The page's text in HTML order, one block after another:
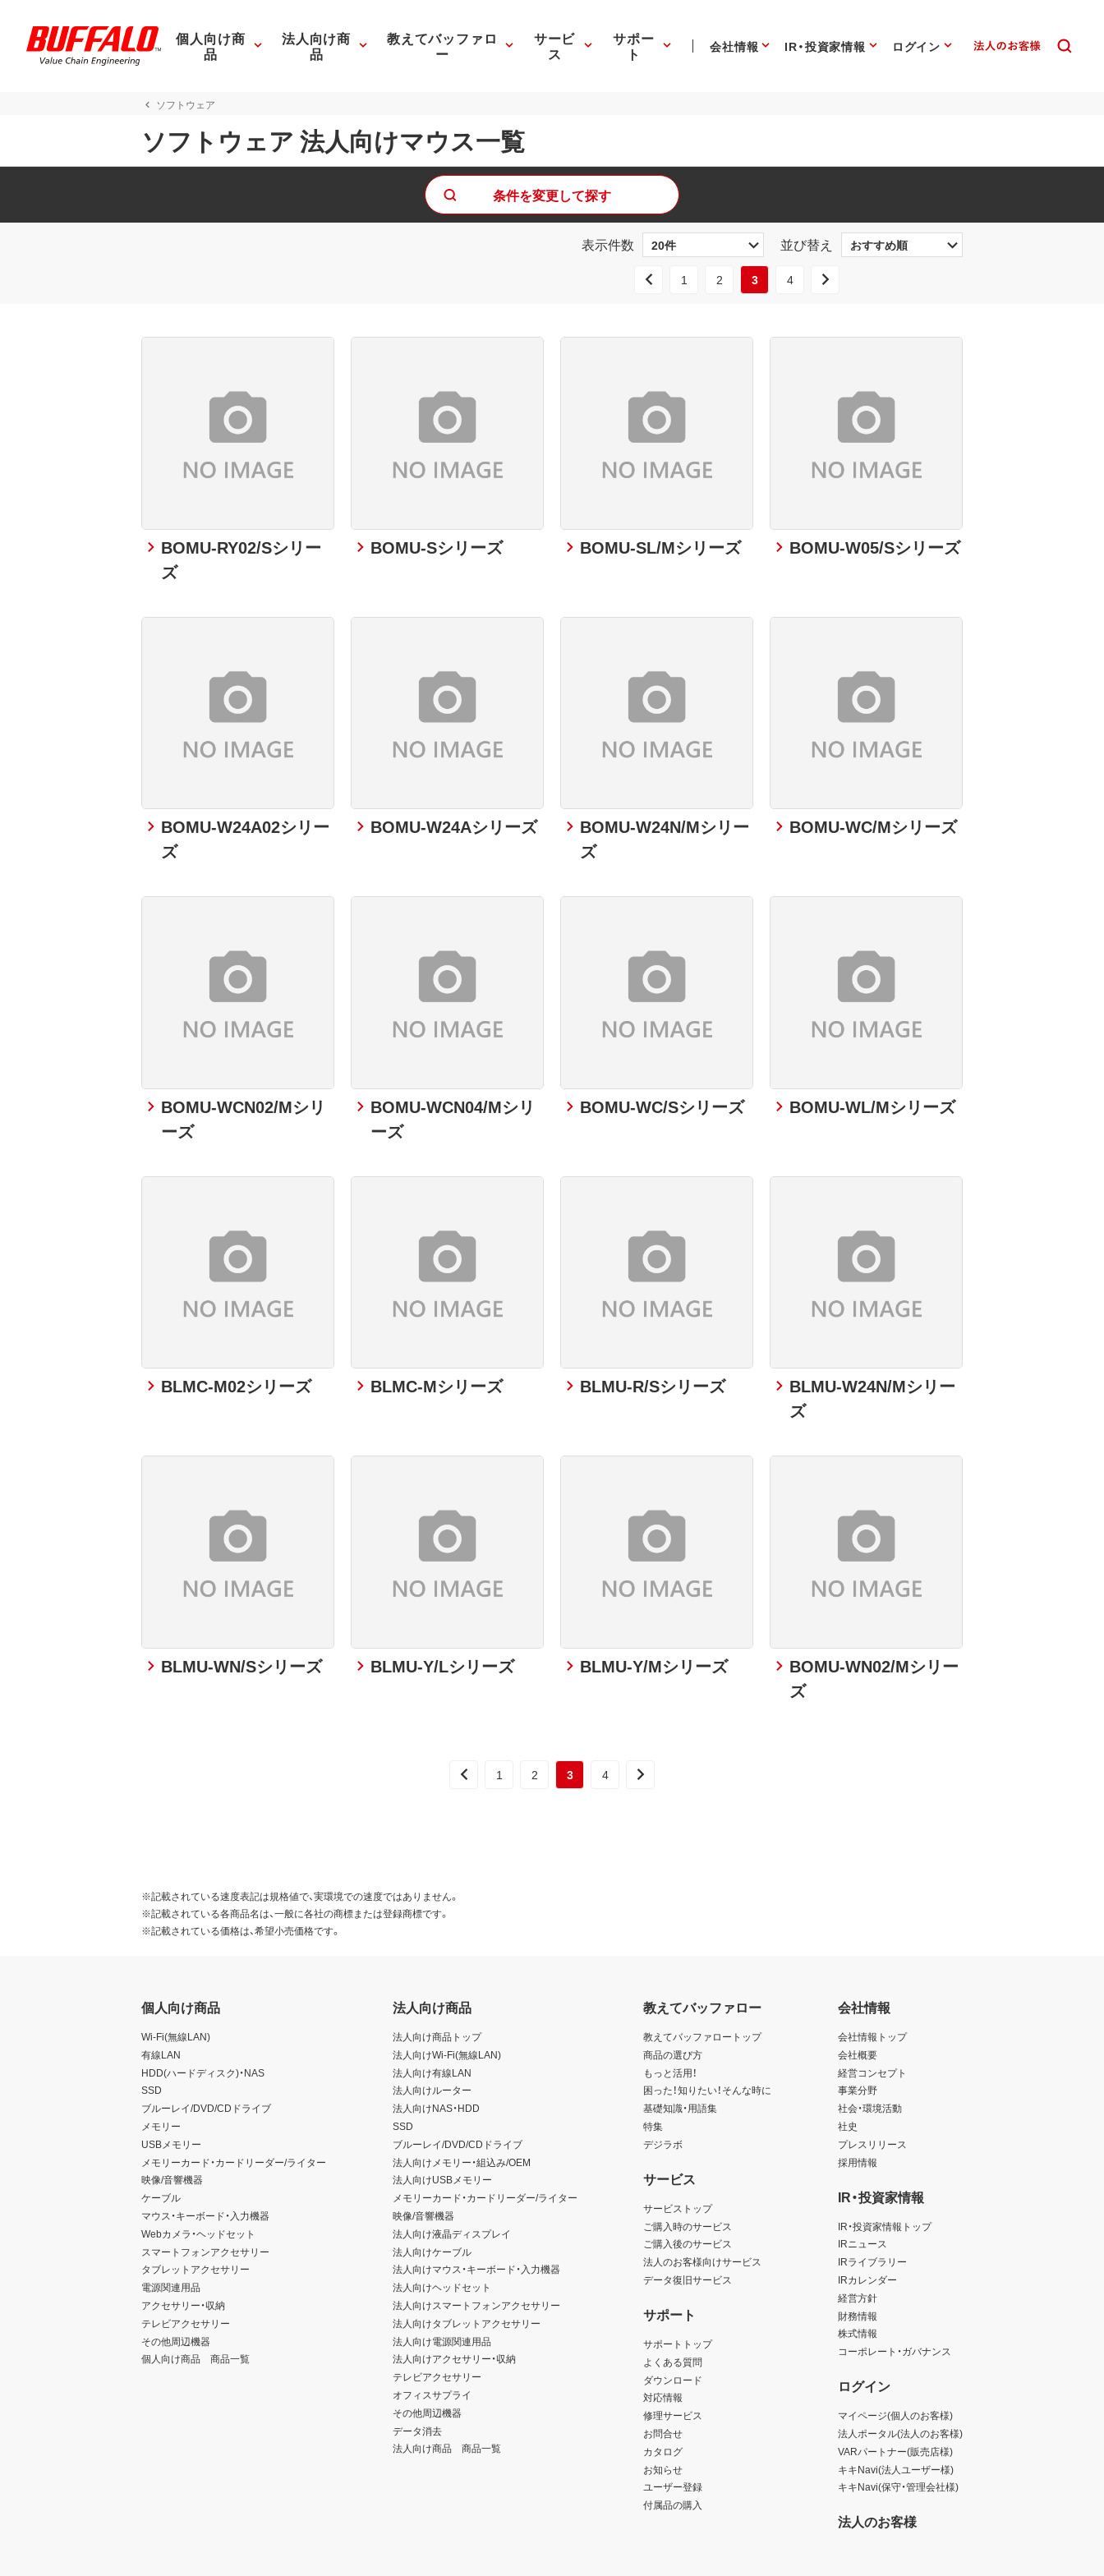
個人向け商
品
法人向け商
品
教えてバッファロ
ー
サービ
ス
サポー
ト 会社情報 IR・投資家情報 ログイン
ソフトウェア
ソフトウェア 法人向けマウス一覧
条件を変更して探す
表示件数 並び替え
1 2 3 4
BOMU-RY02/Sシリー
ズ
BOMU-Sシリーズ BOMU-SL/Mシリーズ BOMU-W05/Sシリーズ
BOMU-W24A02シリー
ズ
BOMU-W24Aシリーズ
BOMU-W24N/Mシリー
ズ
BOMU-WC/Mシリーズ
BOMU-WCN02/Mシリ
ーズ
BOMU-WCN04/Mシリ
ーズ
BOMU-WC/Sシリーズ BOMU-WL/Mシリーズ
BLMC-M02シリーズ BLMC-Mシリーズ BLMU-R/Sシリーズ
BLMU-W24N/Mシリー
ズ
BLMU-WN/Sシリーズ BLMU-Y/Lシリーズ BLMU-Y/Mシリーズ
BOMU-WN02/Mシリー
ズ
1 2 3 4
※記載されている速度表記は規格値で、実環境での速度ではありません。
※記載されている各商品名は、一般に各社の商標または登録商標です。
※記載されている価格は、希望小売価格です。
個人向け商品
Wi-Fi(無線LAN)
有線LAN
HDD(ハードディスク)・NAS
SSD
ブルーレイ/DVD/CDドライブ
メモリー
USBメモリー
メモリーカード・カードリーダー/ライター
映像/音響機器
ケーブル
マウス・キーボード・入力機器
Webカメラ・ヘッドセット
スマートフォンアクセサリー
タブレットアクセサリー
電源関連用品
アクセサリー・収納
テレビアクセサリー
その他周辺機器
個人向け商品 商品一覧
法人向け商品
法人向け商品トップ
法人向けWi-Fi(無線LAN)
法人向け有線LAN
法人向けルーター
法人向けNAS・HDD
SSD
ブルーレイ/DVD/CDドライブ
法人向けメモリー・組込み/OEM
法人向けUSBメモリー
メモリーカード・カードリーダー/ライター
映像/音響機器
法人向け液晶ディスプレイ
法人向けケーブル
法人向けマウス・キーボード・入力機器
法人向けヘッドセット
法人向けスマートフォンアクセサリー
法人向けタブレットアクセサリー
法人向け電源関連用品
法人向けアクセサリー・収納
テレビアクセサリー
オフィスサプライ
その他周辺機器
データ消去
法人向け商品 商品一覧
教えてバッファロー
教えてバッファロートップ
商品の選び方
もっと活用！
困った！知りたい！そんな時に
基礎知識・用語集
特集
デジラボ
サービス
サービストップ
ご購入時のサービス
ご購入後のサービス
法人のお客様向けサービス
データ復旧サービス
サポート
サポートトップ
よくある質問
ダウンロード
対応情報
修理サービス
お問合せ
カタログ
お知らせ
ユーザー登録
付属品の購入
会社情報
会社情報トップ
会社概要
経営コンセプト
事業分野
社会・環境活動
社史
プレスリリース
採用情報
IR・投資家情報
IR・投資家情報トップ
IRニュース
IRライブラリー
IRカレンダー
経営方針
財務情報
株式情報
コーポレート・ガバナンス
ログイン
マイページ(個人のお客様)
法人ポータル(法人のお客様)
VARパートナー(販売店様)
キキNavi(法人ユーザー様)
キキNavi(保守・管理会社様)
法人のお客様